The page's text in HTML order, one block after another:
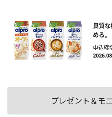
良質
める。
申込締
プレゼント＆モ